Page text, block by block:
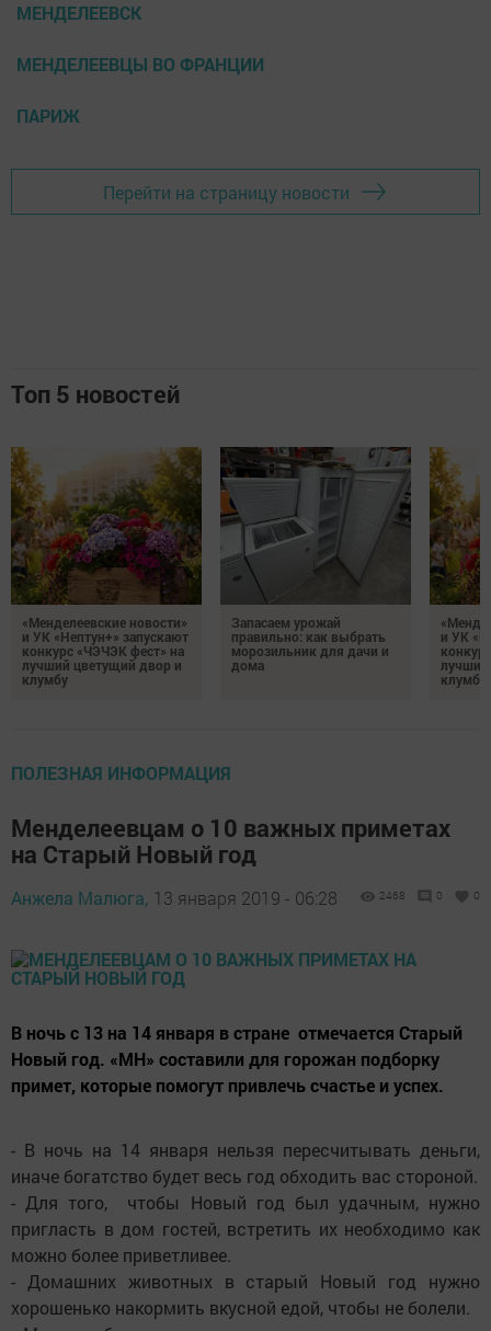
МЕНДЕЛЕЕВСК
МЕНДЕЛЕЕВЦЫ ВО ФРАНЦИИ
ПАРИЖ
Перейти на страницу новости
Топ 5 новостей
«Менделеевские новости»
и УК «Нептун+» запускают
конкурс «ЧЭЧЭК фест» на
лучший цветущий двор и
клумбу
Запасаем урожай
правильно: как выбрать
морозильник для дачи и
дома
и УК
лучший
клумбу
ПОЛЕЗНАЯ ИНФОРМАЦИЯ
Менделеевцам о 10 важных приметах
на Старый Новый год
Анжела Малюга, 13 января 2019 - 06:28 2468 0 0
В ночь с 13 на 14 января в стране отмечается Старый
Новый год. «МН» составили для горожан подборку
примет, которые помогут привлечь счастье и успех.
- В ночь на 14 января нельзя пересчитывать деньги,
иначе богатство будет весь год обходить вас стороной.
- Для того, чтобы Новый год был удачным, нужно
пригласть в дом гостей, встретить их необходимо как
можно более приветливее.
- Домашних животных в старый Новый год нужно
хорошенько накормить вкусной едой, чтобы не болели.